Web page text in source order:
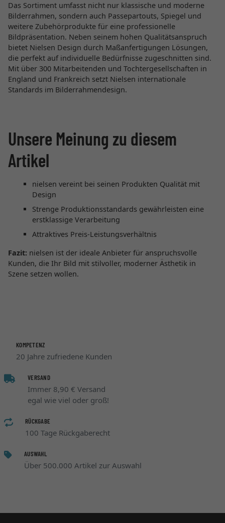
Das Sortiment umfasst nicht nur klassische und moderne
Bilderrahmen, sondern auch Passepartouts, Spiegel und
weitere Zubehörprodukte für eine professionelle
Bildpräsentation. Neben seinem hohen Qualitätsanspruch
bietet Nielsen Design durch Maßanfertigungen Lösungen,
die perfekt auf individuelle Bedürfnisse zugeschnitten sind.
Mit über 300 Mitarbeitenden und Tochtergesellschaften in
England und Frankreich setzt Nielsen internationale
Standards im Bilderrahmendesign.
Unsere Meinung zu diesem
Artikel
nielsen vereint bei seinen Produkten Qualität mit
Design
Strenge Produktionsstandards gewährleisten eine
erstklassige Verarbeitung
Attraktives Preis-Leistungsverhältnis
Fazit: nielsen ist der ideale Anbieter für anspruchsvolle
Kunden, die Ihr Bild mit stilvoller, moderner Ästhetik in
Szene setzen wollen.
KOMPETENZ
20 Jahre zufriedene Kunden
VERSAND
Immer 8,90 € Versand
egal wie viel oder groß!
RÜCKGABE
100 Tage Rückgaberecht
AUSWAHL
Über 500.000 Artikel zur Auswahl